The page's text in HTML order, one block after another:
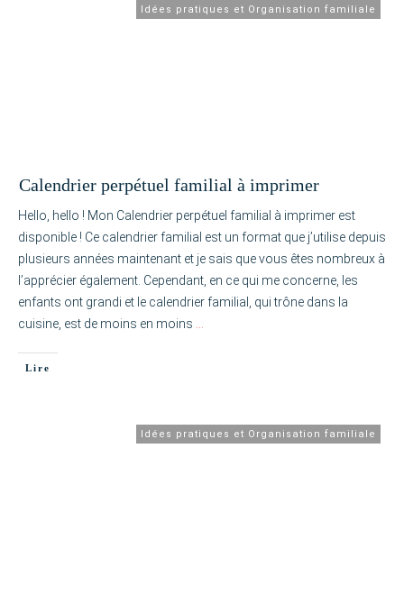
Idées pratiques et Organisation familiale
Calendrier perpétuel familial à imprimer
Hello, hello ! Mon Calendrier perpétuel familial à imprimer est
disponible ! Ce calendrier familial est un format que j’utilise depuis
plusieurs années maintenant et je sais que vous êtes nombreux à
l’apprécier également. Cependant, en ce qui me concerne, les
enfants ont grandi et le calendrier familial, qui trône dans la
cuisine, est de moins en moins
Lire
Idées pratiques et Organisation familiale